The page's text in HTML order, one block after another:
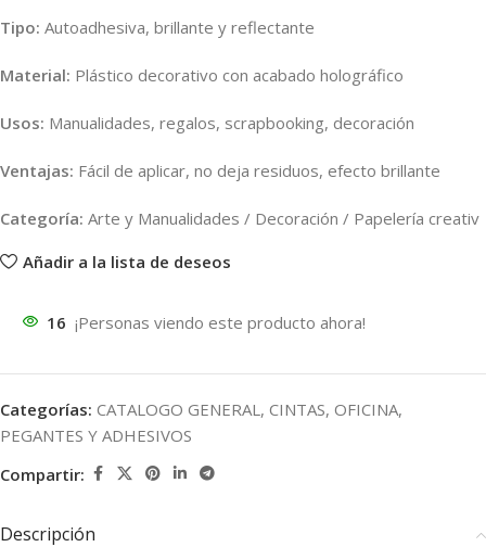
Tipo: Autoadhesiva, brillante y reflectante
Material: Plástico decorativo con acabado holográfico
Usos: Manualidades, regalos, scrapbooking, decoración
Ventajas: Fácil de aplicar, no deja residuos, efecto brillante
Categoría: Arte y Manualidades / Decoración / Papelería creativ
Añadir a la lista de deseos
16 ¡Personas viendo este producto ahora!
Categorías: CATALOGO GENERAL, CINTAS, OFICINA,
PEGANTES Y ADHESIVOS
Compartir:
Descripción